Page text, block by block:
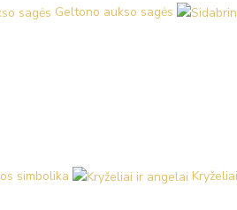
Geltono aukso sagės
simbolika